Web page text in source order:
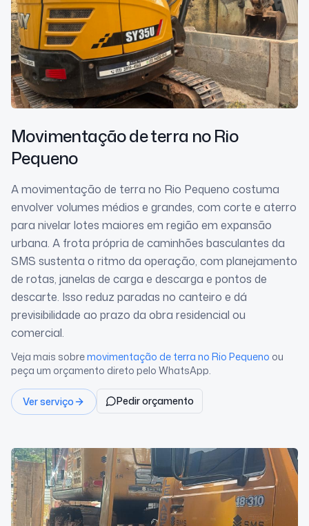
Movimentação de terra no Rio
Pequeno
A movimentação de terra no Rio Pequeno costuma
envolver volumes médios e grandes, com corte e aterro
para nivelar lotes maiores em região em expansão
urbana. A frota própria de caminhões basculantes da
SMS sustenta o ritmo da operação, com planejamento
de rotas, janelas de carga e descarga e pontos de
descarte. Isso reduz paradas no canteiro e dá
previsibilidade ao prazo da obra residencial ou
comercial.
Veja mais sobremovimentação de terra no Rio Pequeno ou
peça um orçamento direto pelo WhatsApp.
Ver serviço Pedir orçamento